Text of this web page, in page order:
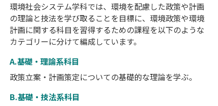
環境社会システム学科では、環境を配慮した政策や計画
の理論と技法を学び取ることを目標に、環境政策や環境
計画に関する科目を習得するための課程を以下のような
カテゴリーに分けて編成しています。
A.基礎・理論系科目
政策立案・計画策定についての基礎的な理論を学ぶ。
B.基礎・技法系科目